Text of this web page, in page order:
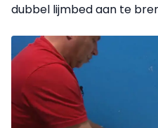
dubbel lijmbed aan te